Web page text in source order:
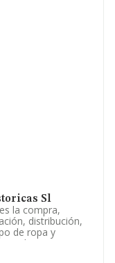
Sl
la compra,
distribución,
de ropa y
el Registro
CNAE